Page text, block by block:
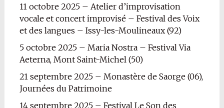
11 octobre 2025 – Atelier d’improvisation
vocale et concert improvisé – Festival des Voix
et des langues – Issy-les-Moulineaux (92)
5 octobre 2025 – Maria Nostra – Festival Via
Aeterna, Mont Saint-Michel (50)
21 septembre 2025 – Monastère de Saorge (06),
Journées du Patrimoine
14 septembre 2025 – Festival Le Son des